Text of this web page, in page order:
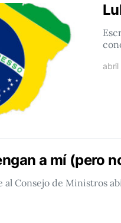
abril
a mí (pero
al Consejo de Ministros